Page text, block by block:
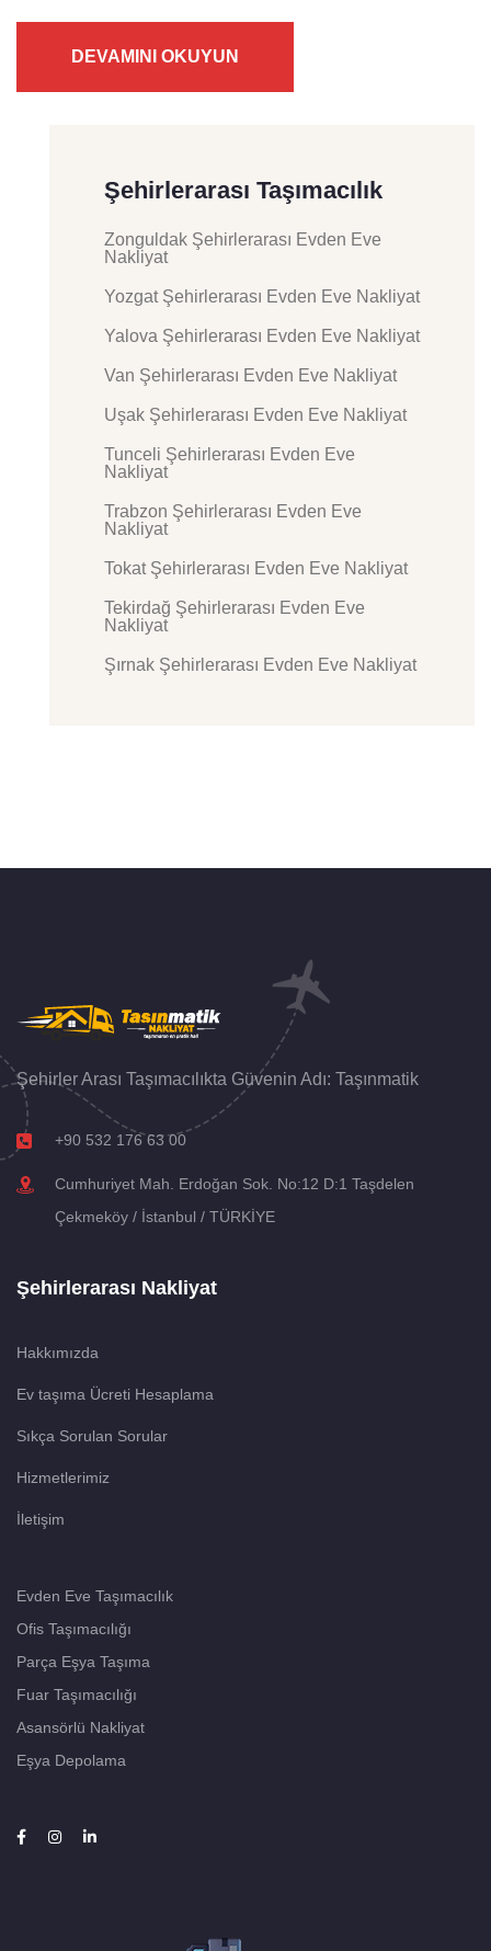
DEVAMINI OKUYUN
Şehirlerarası Taşımacılık
Zonguldak Şehirlerarası Evden Eve
Nakliyat
Yozgat Şehirlerarası Evden Eve Nakliyat
Yalova Şehirlerarası Evden Eve Nakliyat
Van Şehirlerarası Evden Eve Nakliyat
Uşak Şehirlerarası Evden Eve Nakliyat
Tunceli Şehirlerarası Evden Eve
Nakliyat
Trabzon Şehirlerarası Evden Eve
Nakliyat
Tokat Şehirlerarası Evden Eve Nakliyat
Tekirdağ Şehirlerarası Evden Eve
Nakliyat
Şırnak Şehirlerarası Evden Eve Nakliyat
Şehirler Arası Taşımacılıkta Güvenin Adı: Taşınmatik
+90 532 176 63 00
Cumhuriyet Mah. Erdoğan Sok. No:12 D:1 Taşdelen
Çekmeköy / İstanbul / TÜRKİYE
Şehirlerarası Nakliyat
Hakkımızda
Ev taşıma Ücreti Hesaplama
Sıkça Sorulan Sorular
Hizmetlerimiz
İletişim
Evden Eve Taşımacılık
Ofis Taşımacılığı
Parça Eşya Taşıma
Fuar Taşımacılığı
Asansörlü Nakliyat
Eşya Depolama